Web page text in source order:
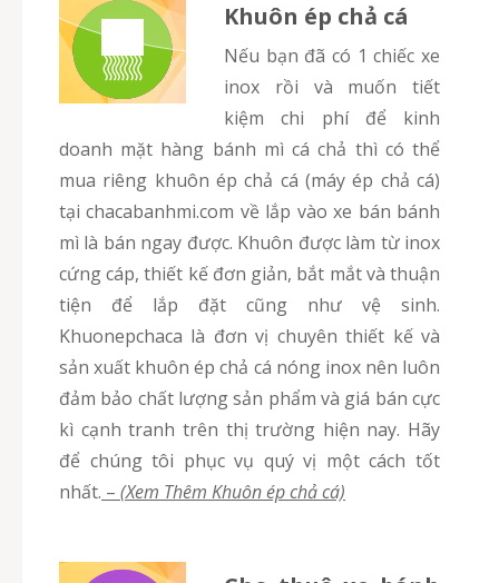
Khuôn ép chả cá
Nếu bạn đã có 1 chiếc xe
inox rồi và muốn tiết
kiệm chi phí để kinh
doanh mặt hàng bánh mì cá chả thì có thể
mua riêng khuôn ép chả cá (máy ép chả cá)
tại chacabanhmi.com về lắp vào xe bán bánh
mì là bán ngay được. Khuôn được làm từ inox
cứng cáp, thiết kế đơn giản, bắt mắt và thuận
tiện để lắp đặt cũng như vệ sinh.
Khuonepchaca là đơn vị chuyên thiết kế và
sản xuất khuôn ép chả cá nóng inox nên luôn
đảm bảo chất lượng sản phẩm và giá bán cực
kì cạnh tranh trên thị trường hiện nay. Hãy
để chúng tôi phục vụ quý vị một cách tốt
nhất. – (Xem Thêm Khuôn ép chả cá)